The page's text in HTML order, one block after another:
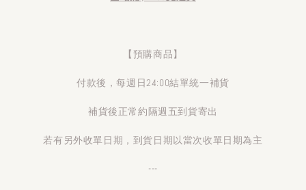
【預購商品】
付款後，每週日24:00結單統一補貨
補貨後正常約隔週五到貨寄出
若有另外收單日期，到貨日期以當次收單日期為主
---